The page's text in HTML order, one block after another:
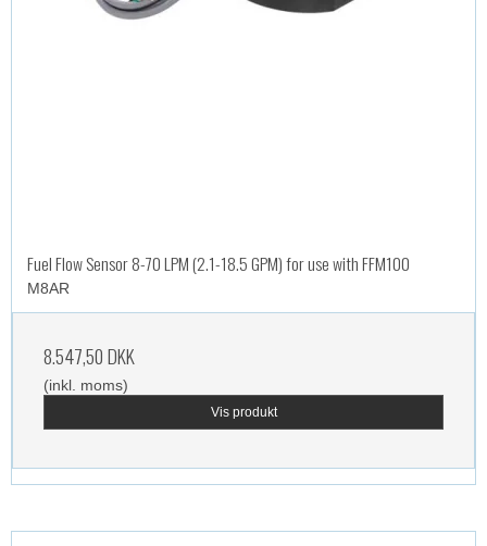
Fuel Flow Sensor 8-70 LPM (2.1-18.5 GPM) for use with FFM100
M8AR
8.547,50 DKK
(inkl. moms)
Vis produkt